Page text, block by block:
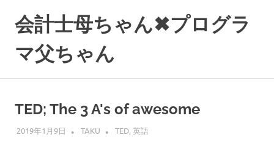
へ
会計士母ちゃん✖プログラ
マ父ちゃん
TED; The 3 A's of awesome
2019年1月9日 TAKU TED,英語